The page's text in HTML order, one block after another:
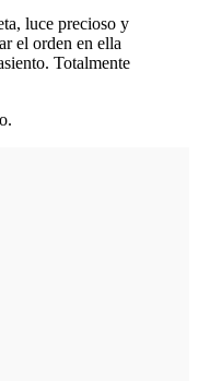
luce precioso y
el orden en ella
Totalmente